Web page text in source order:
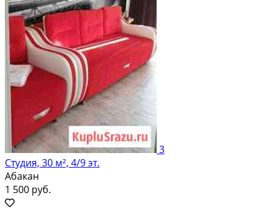
3
Студия, 30 м², 4/9 эт.
Абакан
1 500 руб.